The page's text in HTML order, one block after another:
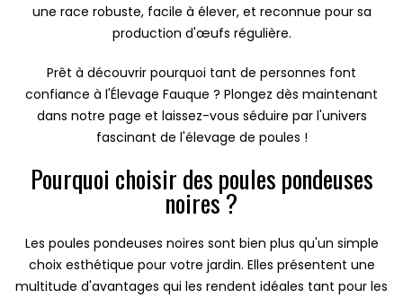
une race robuste, facile à élever, et reconnue pour sa
production d'œufs régulière.
Prêt à découvrir pourquoi tant de personnes font
confiance à l'Élevage Fauque ? Plongez dès maintenant
dans notre page et laissez-vous séduire par l'univers
fascinant de l'élevage de poules !
Pourquoi choisir des poules pondeuses
noires ?
Les poules pondeuses noires sont bien plus qu'un simple
choix esthétique pour votre jardin. Elles présentent une
multitude d'avantages qui les rendent idéales tant pour les